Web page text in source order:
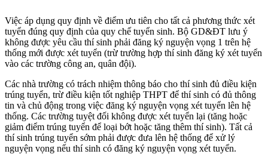
Việc áp dụng quy định về điểm ưu tiên cho tất cả phương thức xét
tuyển đúng quy định của quy chế tuyển sinh. Bộ GD&ĐT lưu ý
không được yêu cầu thí sinh phải đăng ký nguyện vọng 1 trên hệ
thống mới được xét tuyển (trừ trường hợp thí sinh đăng ký xét tuyển
vào các trường công an, quân đội).
Các nhà trường có trách nhiệm thông báo cho thí sinh đủ điều kiện
trúng tuyển, trừ điều kiện tốt nghiệp THPT để thí sinh có đủ thông
tin và chủ động trong việc đăng ký nguyện vọng xét tuyển lên hệ
thống. Các trường tuyệt đối không được xét tuyển lại (tăng hoặc
giảm điểm trúng tuyển để loại bớt hoặc tăng thêm thí sinh). Tất cả
thí sinh trúng tuyển sớm phải được đưa lên hệ thống để xử lý
nguyện vọng nếu thí sinh có đăng ký nguyện vọng xét tuyển.